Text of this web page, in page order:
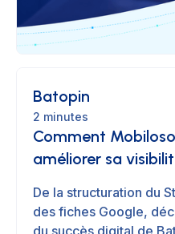
Batopin
2 minutes
Comment
améliorer sa
De la structuration du
des fiches Google,
du succès digital de